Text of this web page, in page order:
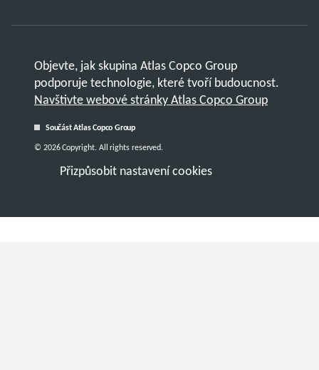
Objevte, jak skupina Atlas Copco Group
podporuje technologie, které tvoří budoucnost.
Navštivte webové stránky Atlas Copco Group
Součást Atlas Copco Group
Přizpůsobit nastavení cookies
© 2026 Copyright. All rights reserved.